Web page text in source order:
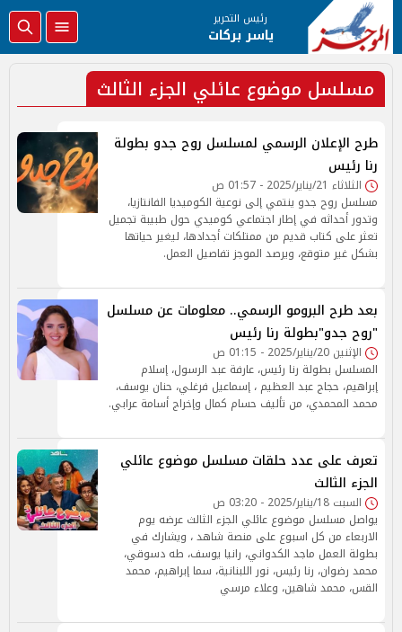
رئيس التحرير
ياسر بركات
مسلسل موضوع عائلي الجزء الثالث
طرح الإعلان الرسمي لمسلسل روح جدو بطولة
رنا رئيس
الثلاثاء 21/يناير/2025 - 01:57 ص
مسلسل روح جدو ينتمي إلى نوعية الكوميديا الفانتازيا،
وتدور أحداثه في إطار اجتماعي كوميدي حول طبيبة تجميل
تعثر على كتاب قديم من ممتلكات أجدادها، ليغير حياتها
بشكل غير متوقع، ويرصد الموجز تفاصيل العمل.
بعد طرح البرومو الرسمي.. معلومات عن مسلسل
"روح جدو"بطولة رنا رئيس
الإثنين 20/يناير/2025 - 01:15 ص
المسلسل بطولة رنا رئيس، عارفة عبد الرسول، إسلام
إبراهيم، حجاج عبد العظيم ، إسماعيل فرغلي، حنان يوسف،
محمد المحمدي، من تأليف حسام كمال وإخراج أسامة عرابي.
تعرف على عدد حلقات مسلسل موضوع عائلي
الجزء الثالث
السبت 18/يناير/2025 - 03:20 ص
يواصل مسلسل موضوع عائلي الجزء الثالث عرضه يوم
الاربعاء من كل اسبوع على منصة شاهد ، ويشارك في
بطولة العمل ماجد الكدواني، رانيا يوسف، طه دسوقي،
محمد رضوان، رنا رئيس، نور اللبنانية، سما إبراهيم، محمد
القس، محمد شاهين، وعلاء مرسي